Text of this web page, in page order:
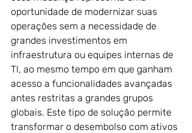
oportunidade de modernizar suas
operações sem a necessidade de
grandes investimentos em
infraestrutura ou equipes internas de
TI, ao mesmo tempo em que ganham
acesso a funcionalidades avançadas
antes restritas a grandes grupos
globais. Este tipo de solução permite
transformar o desembolso com ativos